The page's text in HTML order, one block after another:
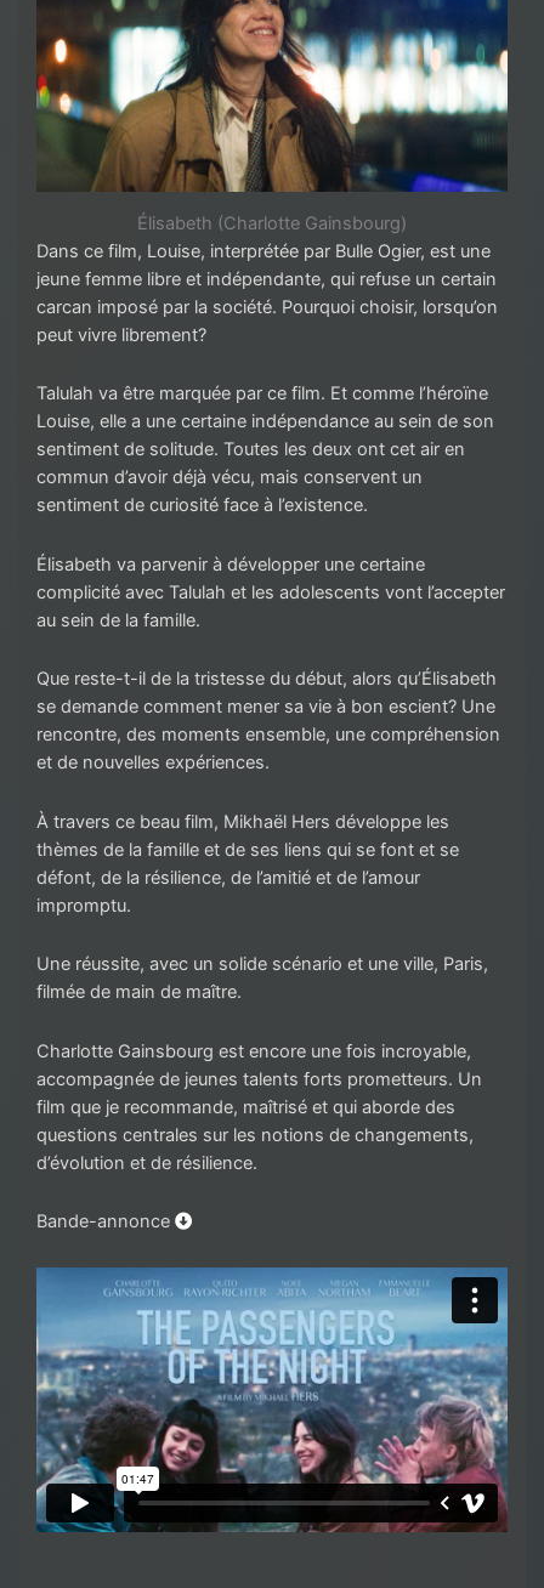
Élisabeth (Charlotte Gainsbourg)
Dans ce film, Louise, interprétée par Bulle Ogier, est une
jeune femme libre et indépendante, qui refuse un certain
carcan imposé par la société. Pourquoi choisir, lorsqu’on
peut vivre librement?
Talulah va être marquée par ce film. Et comme l’héroïne
Louise, elle a une certaine indépendance au sein de son
sentiment de solitude. Toutes les deux ont cet air en
commun d’avoir déjà vécu, mais conservent un
sentiment de curiosité face à l’existence.
Élisabeth va parvenir à développer une certaine
complicité avec Talulah et les adolescents vont l’accepter
au sein de la famille.
Que reste-t-il de la tristesse du début, alors qu’Élisabeth
se demande comment mener sa vie à bon escient? Une
rencontre, des moments ensemble, une compréhension
et de nouvelles expériences.
À travers ce beau film, Mikhaël Hers développe les
thèmes de la famille et de ses liens qui se font et se
défont, de la résilience, de l’amitié et de l’amour
impromptu.
Une réussite, avec un solide scénario et une ville, Paris,
filmée de main de maître.
Charlotte Gainsbourg est encore une fois incroyable,
accompagnée de jeunes talents forts prometteurs. Un
film que je recommande, maîtrisé et qui aborde des
questions centrales sur les notions de changements,
d’évolution et de résilience.
Bande-annonce